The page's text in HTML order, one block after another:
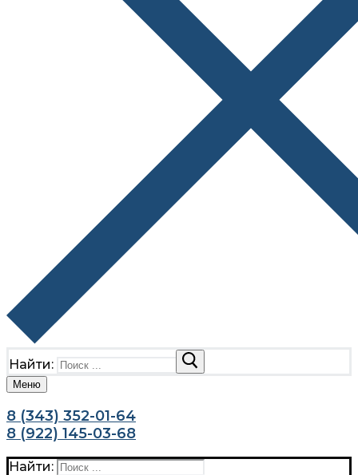
Найти:
Меню
8 (343) 352-01-64
8 (922) 145-03-68
Найти: